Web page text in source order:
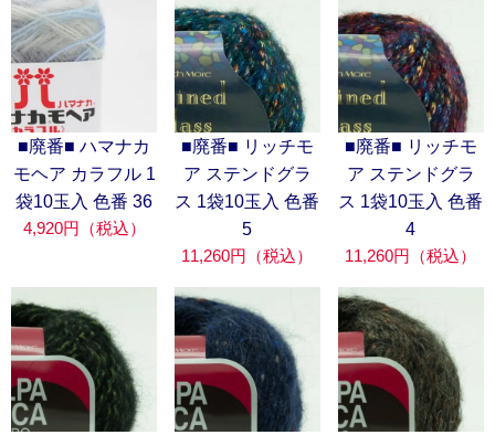
■廃番■ ハマナカ
モヘア カラフル 1
袋10玉入 色番 36
4,920円（税込）
■廃番■ リッチモ
ア ステンドグラ
ス 1袋10玉入 色番
5
11,260円（税込）
■廃番■ リッチモ
ア ステンドグラ
ス 1袋10玉入 色番
4
11,260円（税込）